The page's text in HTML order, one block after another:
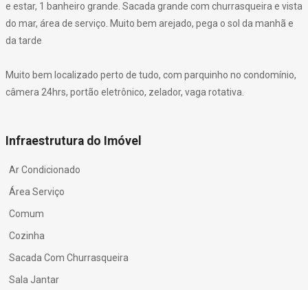
e estar, 1 banheiro grande. Sacada grande com churrasqueira e vista
do mar, área de serviço. Muito bem arejado, pega o sol da manhã e
da tarde
Muito bem localizado perto de tudo, com parquinho no condomínio,
câmera 24hrs, portão eletrônico, zelador, vaga rotativa.
Infraestrutura do Imóvel
Ar Condicionado
Área Serviço
Comum
Cozinha
Sacada Com Churrasqueira
Sala Jantar